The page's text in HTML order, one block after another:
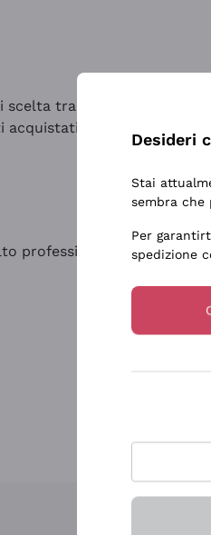
tra tanti prodotti
acquistati
professionale e
Desideri
Stai
sembra
Per
spedizione